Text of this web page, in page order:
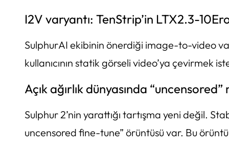
I2V varyantı: TenStrip’in LTX2.3-
SulphurAI ekibinin önerdiği image-to-video
kullanıcının statik görseli video’ya çevirmek
Açık ağırlık dünyasında “uncensored”
Sulphur 2’nin yarattığı tartışma yeni değil.
uncensored fine-tune” örüntüsü var. Bu